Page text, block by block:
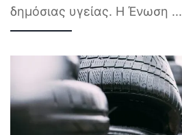
δημόσιας υγείας. Η Ένωση ...